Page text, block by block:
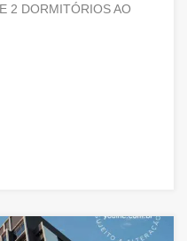
2 DORMITÓRIOS AO